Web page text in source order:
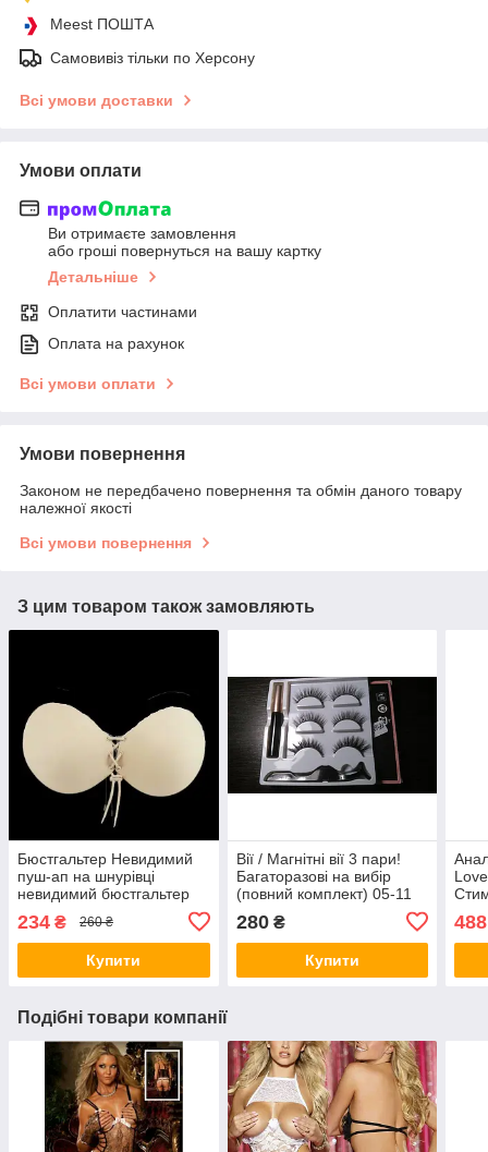
Meest ПОШТА
Самовивіз тільки по Херсону
Всі умови доставки
Умови оплати
Ви отримаєте замовлення
або гроші повернуться на вашу картку
Детальніше
Оплатити частинами
Оплата на рахунок
Всі умови оплати
Умови повернення
Законом не передбачено повернення та обмін даного товару
належної якості
Всі умови повернення
З цим товаром також замовляють
Бюстгальтер Невидимий
пуш-ап на шнурівці
невидимий бюстгальтер
234 ₴ 260 ₴
Купити
Вії / Магнітні вії 3 пари!
Багаторазові на вибір
(повний комплект) 05-11
280₴
Купити
Подібні товари компанії